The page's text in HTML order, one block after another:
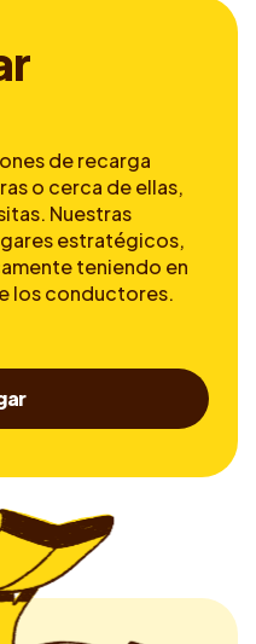
r
de recarga
o cerca de ellas,
Nuestras
estratégicos,
teniendo en
los conductores.